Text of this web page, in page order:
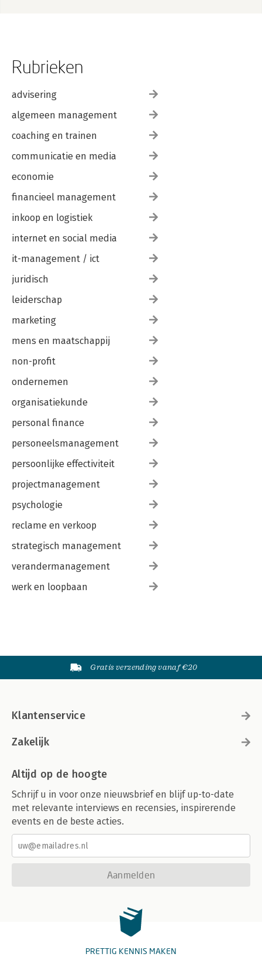
Rubrieken
advisering
algemeen management
coaching en trainen
communicatie en media
economie
financieel management
inkoop en logistiek
internet en social media
it-management / ict
juridisch
leiderschap
marketing
mens en maatschappij
non-profit
ondernemen
organisatiekunde
personal finance
personeelsmanagement
persoonlijke effectiviteit
projectmanagement
psychologie
reclame en verkoop
strategisch management
verandermanagement
werk en loopbaan
Gratis verzending vanaf €20
Klantenservice
Zakelijk
Altijd op de hoogte
Schrijf u in voor onze nieuwsbrief en blijf up-to-date
met relevante interviews en recensies, inspirerende
events en de beste acties.
Aanmelden
PRETTIG KENNIS MAKEN